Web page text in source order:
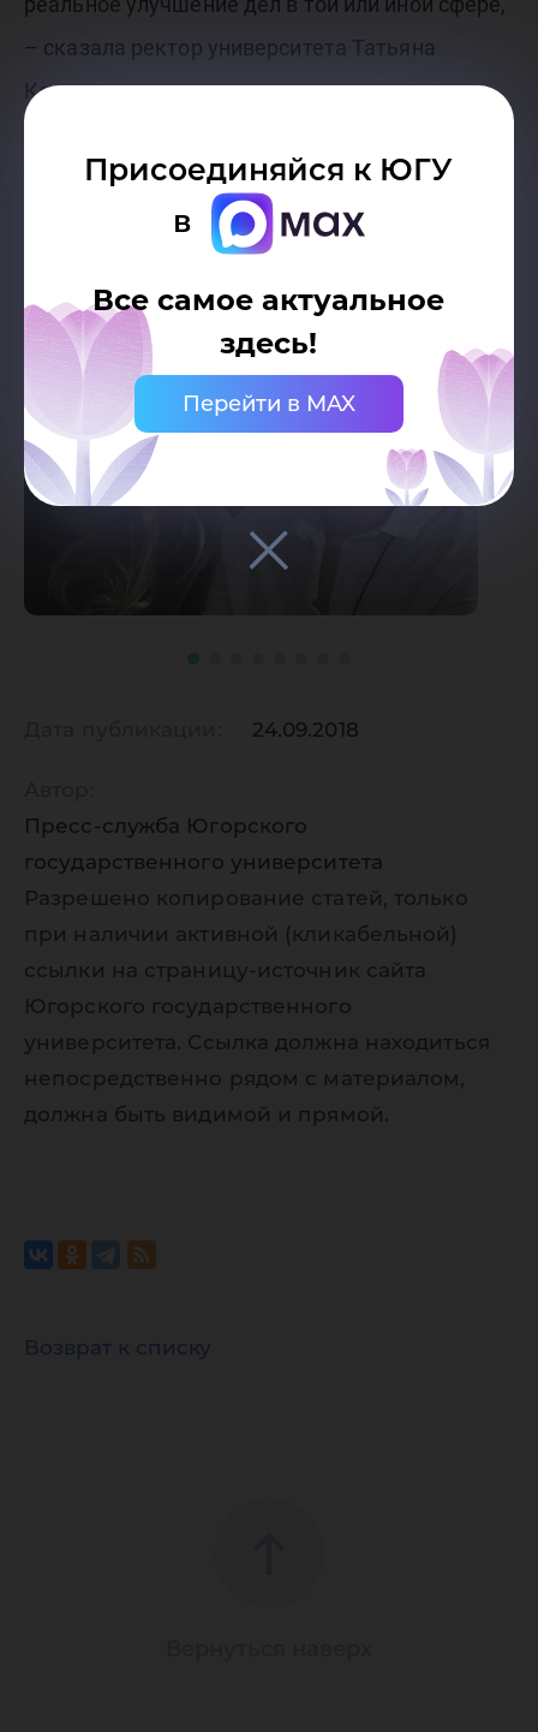
Присоединяйся к ЮГУ
в
Все самое актуальное
здесь!
Перейти в MAX
– сказала ректор университета Татьяна
Карминская.
Резолюция
24.09.2018
Пресс-служба Югорского
государственного университета
Разрешено копирование статей, только
при наличии активной (кликабельной)
ссылки на страницу-источник сайта
Югорского государственного
университета. Ссылка должна находиться
непосредственно рядом с материалом,
должна быть видимой и прямой.
Возврат к списку